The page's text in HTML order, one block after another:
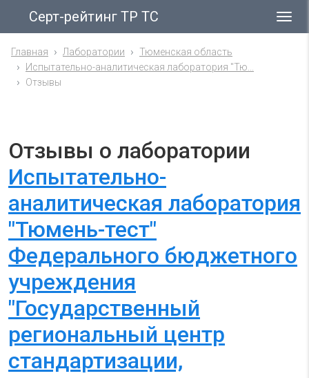
Серт-рейтинг ТР ТС
Главная Лаборатории
Тюменская область
Испытательно-аналитическая лаборатория "Тю...
Отзывы
Отзывы о лаборатории
Испытательно-
аналитическая лаборатория
"Тюмень-тест"
Федерального бюджетного
учреждения
"Государственный
региональный центр
стандартизации,